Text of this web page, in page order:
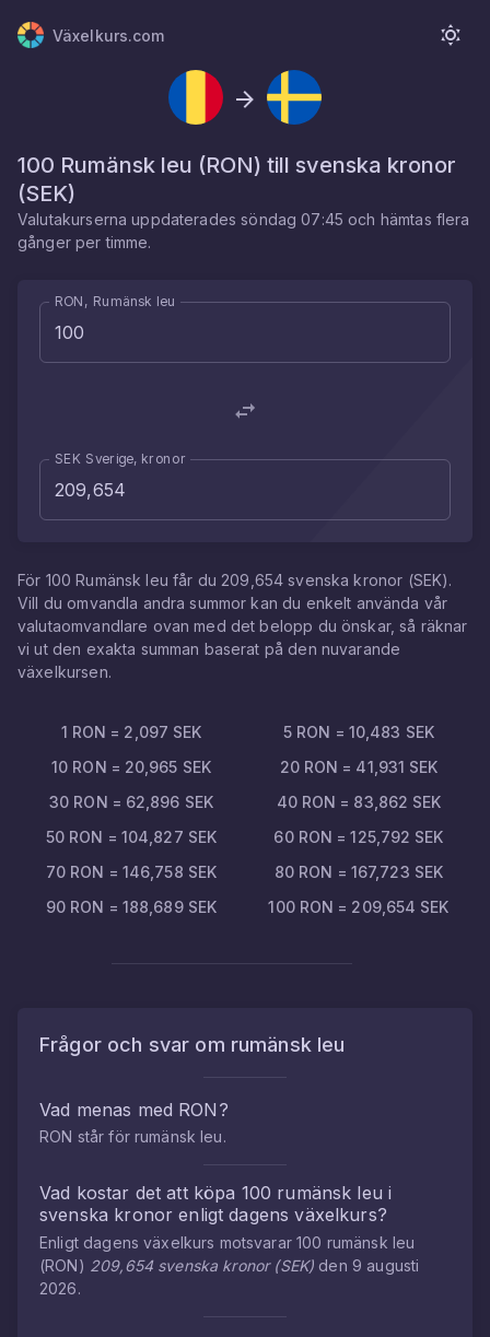
Växelkurs.com
100 Rumänsk leu (RON) till svenska kronor
(SEK)
Valutakurserna uppdateradessöndag 07:45 och hämtas flera
gånger per timme.
RON, Rumänsk leu
SEK Sverige, kronor
För 100 Rumänsk leu får du 209,654 svenska kronor (SEK).
Vill du omvandla andra summor kan du enkelt använda vår
valutaomvandlare ovan med det belopp du önskar, så räknar
vi ut den exakta summan baserat på den nuvarande
växelkursen.
1 RON = 2,097 SEK 5 RON = 10,483 SEK
10 RON = 20,965 SEK 20 RON = 41,931 SEK
30 RON = 62,896 SEK 40 RON = 83,862 SEK
50 RON = 104,827 SEK 60 RON =125,792 SEK
70 RON = 146,758 SEK 80 RON = 167,723 SEK
90 RON = 188,689 SEK 100 RON = 209,654 SEK
Frågor och svar om rumänsk leu
Vad menas med RON ?
RON står för rumänsk leu.
Vad kostar det att köpa 100 rumänsk leu i
svenska kronor enligt dagens växelkurs?
Enligt dagens växelkurs motsvarar100 rumänsk leu
(RON) 209,654 svenska kronor(SEK) den 9 augusti
2026.